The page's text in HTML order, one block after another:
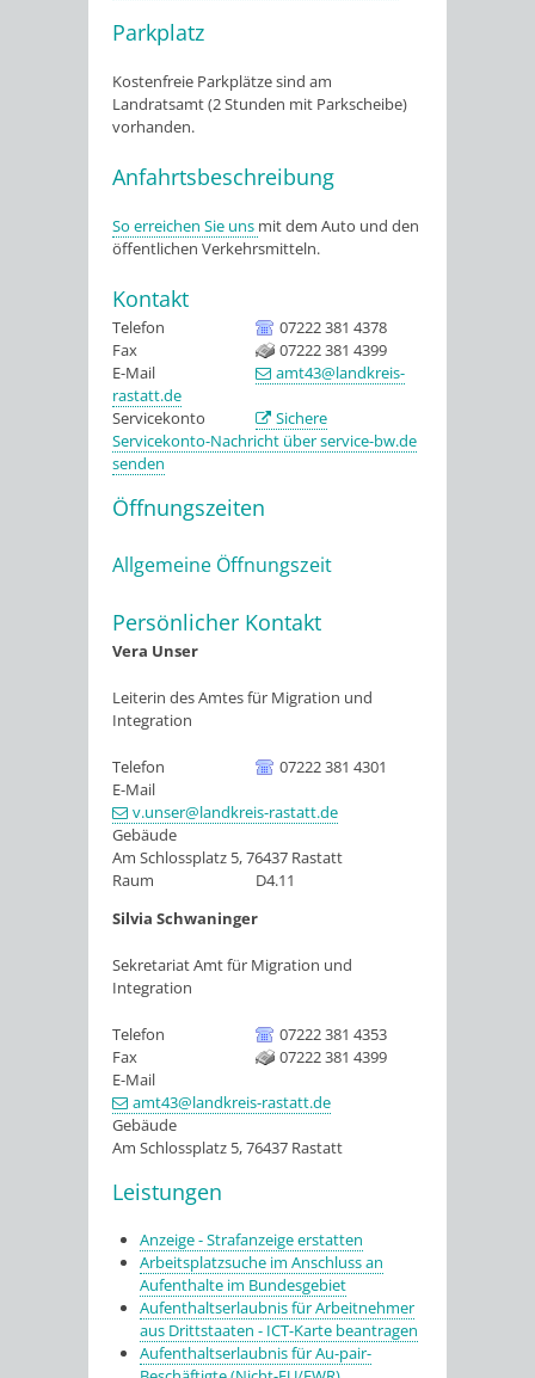
Parkplatz
Kostenfreie Parkplätze sind am
Landratsamt (2 Stunden mit Parkscheibe)
vorhanden.
Anfahrtsbeschreibung
So erreichen Sie uns mit dem Auto und den
öffentlichen Verkehrsmitteln.
Kontakt
Telefon
07222 381 4378
Fax
07222 381 4399
E-Mail
amt43@landkreis-
rastatt.de
Servicekonto
Sichere
Servicekonto-Nachricht über service-bw.de
senden
Öffnungszeiten
Allgemeine Öffnungszeit
Persönlicher Kontakt
Vera Unser
Leiterin des Amtes für Migration und
Integration
Telefon
07222 381 4301
E-Mail
v.unser@landkreis-rastatt.de
Gebäude
Am Schlossplatz 5, 76437 Rastatt
Raum
D4.11
Silvia Schwaninger
Sekretariat Amt für Migration und
Integration
Telefon
07222 381 4353
Fax
07222 381 4399
E-Mail
amt43@landkreis-rastatt.de
Gebäude
Am Schlossplatz 5, 76437 Rastatt
Leistungen
Anzeige - Strafanzeige erstatten
Arbeitsplatzsuche im Anschluss an
Aufenthalte im Bundesgebiet
Aufenthaltserlaubnis für Arbeitnehmer
aus Drittstaaten - ICT-Karte beantragen
Aufenthaltserlaubnis für Au-pair-